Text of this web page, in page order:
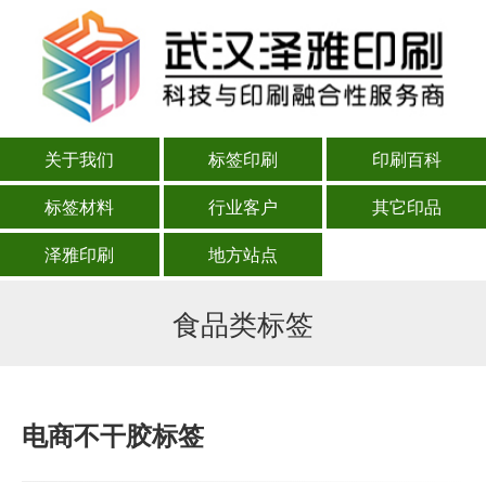
关于我们 标签印刷
印刷百科
标签材料
行业客户
其它印品
泽雅印刷
地方站点
食品类标签
电商不干胶标签